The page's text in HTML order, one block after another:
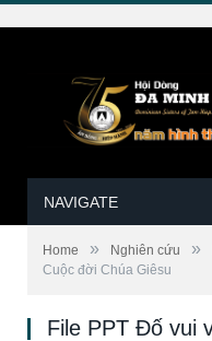
NAVIGATE
Home » Nghiên cứu »
Cuộc đời Chúa Giêsu
File PPT Đố vui